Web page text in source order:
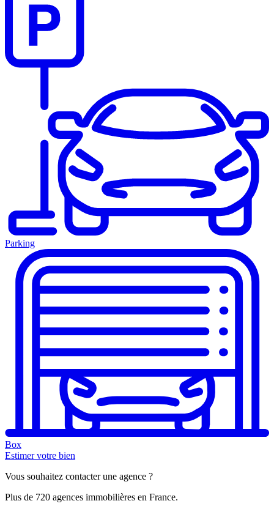
Parking
Box
Estimer votre bien
Vous souhaitez contacter une agence ?
Plus de 720 agences immobilières en France.